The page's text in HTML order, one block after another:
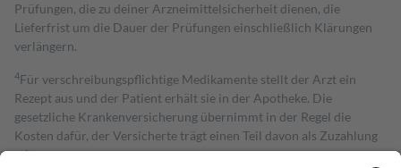
Prüfungen, die zu deiner Arzneimittelsicherheit dienen, die
Lieferfrist um die Dauer der Prüfungen einschließlich Klärungen
verlängern.
4Für verschreibungspflichtige Medikamente stellt der Arzt ein
Rezept aus und der Patient erhält sie in der Apotheke. Die
gesetzliche Krankenversicherung übernimmt in der Regel die
Kosten dafür, der Versicherte trägt einen Teil davon als Zuzahlung
mit.